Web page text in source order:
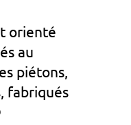
orienté
au
piétons,
fabriqués